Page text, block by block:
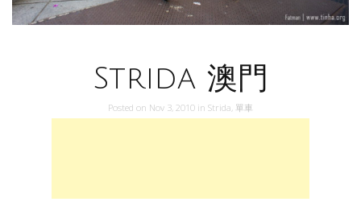
Strida 澳門
Posted on Nov 3, 2010 in Strida 單車